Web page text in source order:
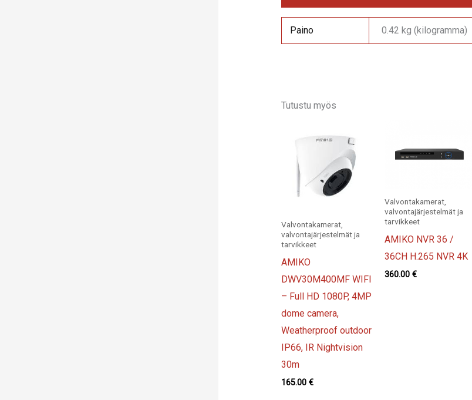
Paino 0.42 kg (kilogramma)
Tutustu myös
Valvontakamerat,
valvontajärjestelmät ja
tarvikkeet
AMIKO
DWV30M400MF WIFI
– Full HD 1080P, 4MP
dome camera,
Weatherproof outdoor
IP66, IR Nightvision
30m
165.00 €
Valvontakamerat,
valvontajärjestelmät ja
tarvikkeet
AMIKO NVR 36 /
36CH H.265 NVR 4K
360.00€